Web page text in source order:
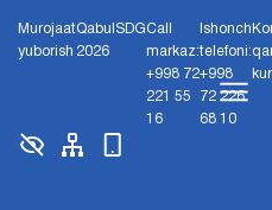
Murojaat
yuborish
Qabul
2026
SDGCall
markaz:
+998 72
221 55
16
Ishonch
telefoni:
+998
72 226
68 10